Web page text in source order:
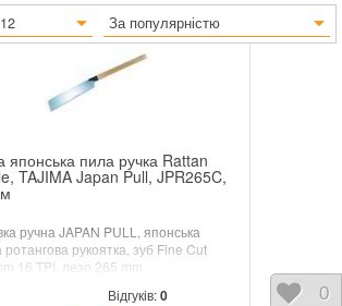
7
За популярністю
японська пила ручка Rattan
TAJIMA Japan Pull, JPR265C,
ручна JAPAN PULL, японська
рукоятка, зуб Fine Cut
16 TPI, лезо 265 mm,
Відгуків:0 0